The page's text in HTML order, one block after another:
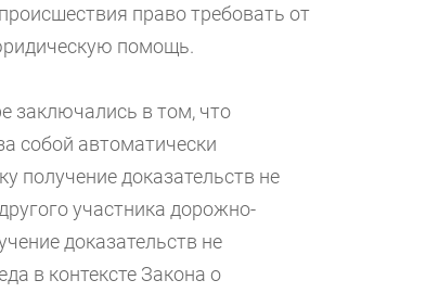
право требовать от
помощь.
заключались в том, что
собой автоматически
получение доказательств не
участника дорожно-
доказательств не
в контексте Закона о